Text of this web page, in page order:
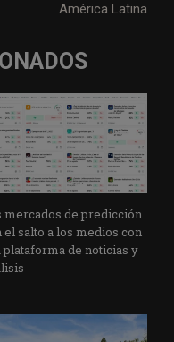
América Latina
mercados de predicción
el salto a los medios con
plataforma de noticias y